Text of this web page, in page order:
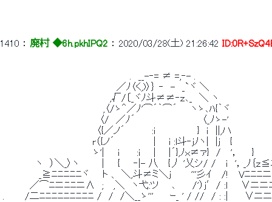
1410 ： 廃村 ◆6h.pkhIPQ2 ： 2020/03/28(土) 21:26:42
.　__-‐= ≠ =,‐- .
／ﾉ〈く,)〉｝ ‐　-　_`ヾ ＼
,√/〔_ヾﾉ斗≠≠‐ｚ､_　＼ ヽ
,〈/ゝ＾／ﾉ'⌒´｀⌒´　　ヽゝ､ﾊ{｀ヾ
〈/　／ﾉ´　　　　　　　　　　〈_ﾉゝ-'
〈{／ノ´　　　　:i 　 　 　 　 }　ｉ　||,ハ
r（{ノ´　 　 　 　 | 　 i :l斗‐ｊﾉヽ|　|ｊ　 {
ゝ'|　　ｉ　　 :i　　| 　 |´},ﾉｘ≠ァ}　/ 　'， 　 }　　
ヽ　）＼_〉ヽ 　 　 |　　{　　‐|- 八　 {丿 '乂シ/ /　 ｉ　'，_ﾉ｛
_≧ﾆﾆﾆﾆﾆヾ　　ト 、 ＼,斗≠ミ＼ｊ　　　'''彡ｲ 　/!　 Vﾆﾆﾆニﾆ
／⌒ﾆニﾆﾆニ∧　; 　,＼　ヽ弋:ツ 　 ､　　 /'）ｊ′/ :l　　∨ニニ
.　　　/二ﾆﾆﾆﾆﾆﾆﾆﾆﾆ /　/　/＼__ゝ''' 　　ｰ_ ' / //　/ : :|　 　∨ニ